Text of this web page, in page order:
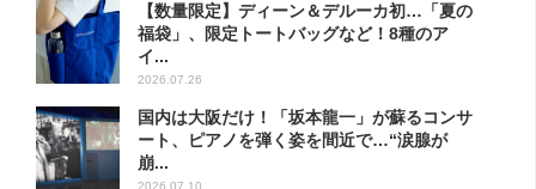
【数量限定】ディーン＆デルーカ初…「夏の
福袋」、限定トートバッグなど！8種のア
イ...
2026.07.26
国内は大阪だけ！「坂本龍一」が蘇るコンサ
ート、ピアノを弾く姿を間近で…“涙腺が
崩...
2026.07.10